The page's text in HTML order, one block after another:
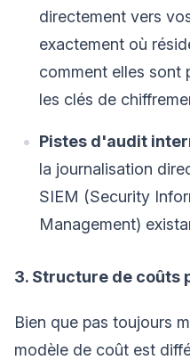
directement vers
exactement où
comment elles sont
les clés de
Pistes d'audit
la journalisation
SIEM (Security
Management)
3. Structure de coûts
Bien que pas toujours
modèle de coût est